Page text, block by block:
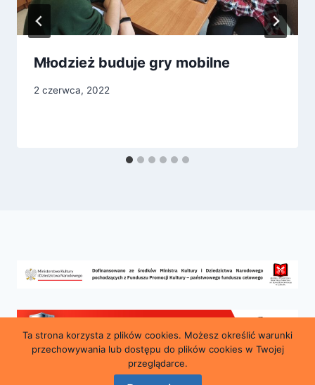
Młodzież buduje gry mobilne
2 czerwca, 2022
Ta strona korzysta z plików cookies. Możesz określić warunki
przechowywania lub dostępu do plików cookies w Twojej
przeglądarce.